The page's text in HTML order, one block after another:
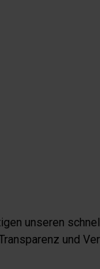
unseren
und